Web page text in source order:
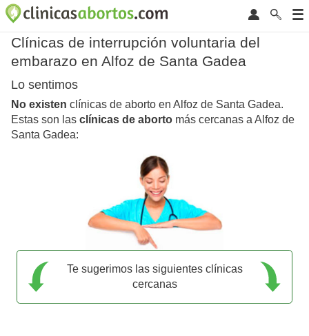
Clínicas de interrupción voluntaria del
embarazo en Alfoz de Santa Gadea
Lo sentimos
No existen clínicas de aborto en Alfoz de Santa Gadea.
Estas son las clínicas de aborto más cercanas a Alfoz de
Santa Gadea:
Te sugerimos las siguientes clínicas
cercanas